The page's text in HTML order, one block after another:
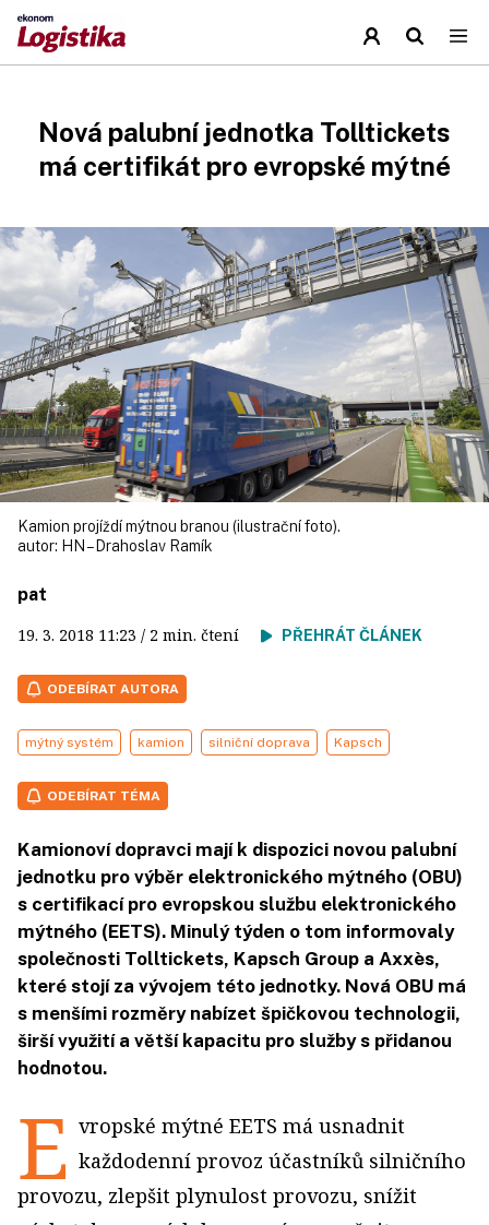
Nová palubní jednotka Tolltickets
má certifikát pro evropské mýtné
Kamion projíždí mýtnou branou (ilustrační foto).
autor: HN – Drahoslav Ramík
pat
19. 3. 2018 11:23 / 2 min. čtení PŘEHRÁT ČLÁNEK
ODEBÍRAT AUTORA
mýtný systém kamion silniční doprava Kapsch
ODEBÍRAT TÉMA
Kamionoví dopravci mají k dispozici novou palubní
jednotku pro výběr elektronického mýtného (OBU)
s certifikací pro evropskou službu elektronického
mýtného (EETS). Minulý týden o tom informovaly
společnosti Tolltickets, Kapsch Group a Axxès,
které stojí za vývojem této jednotky. Nová OBU má
s menšími rozměry nabízet špičkovou technologii,
širší využití a větší kapacitu pro služby s přidanou
hodnotou.
E vropské mýtné EETS má usnadnit
každodenní provoz účastníků silničního
provozu, zlepšit plynulost provozu, snížit